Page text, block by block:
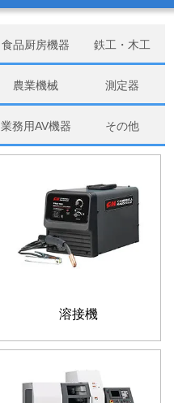
食品厨房機器 鉄工・木工
農業機械 測定器
業務用AV機器 その他
溶接機